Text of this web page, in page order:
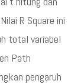
R Square ini
total variabel
Path
pengaruh